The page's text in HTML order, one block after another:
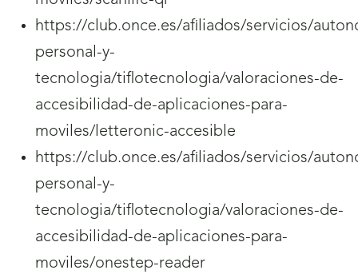
https://club.once.es/afiliados/servicios/
personal-y-
tecnologia/tiflotecnologia/valoraciones-de-
accesibilidad-de-aplicaciones-para-
moviles/letteronic-accesible
https://club.once.es/afiliados/servicios/
personal-y-
tecnologia/tiflotecnologia/valoraciones-de-
accesibilidad-de-aplicaciones-para-
moviles/onestep-reader